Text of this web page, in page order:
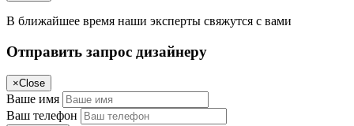
В ближайшее время наши эксперты свяжутся с вами
Отправить запрос дизайнеру
×Close
Ваше имя
Ваш телефон